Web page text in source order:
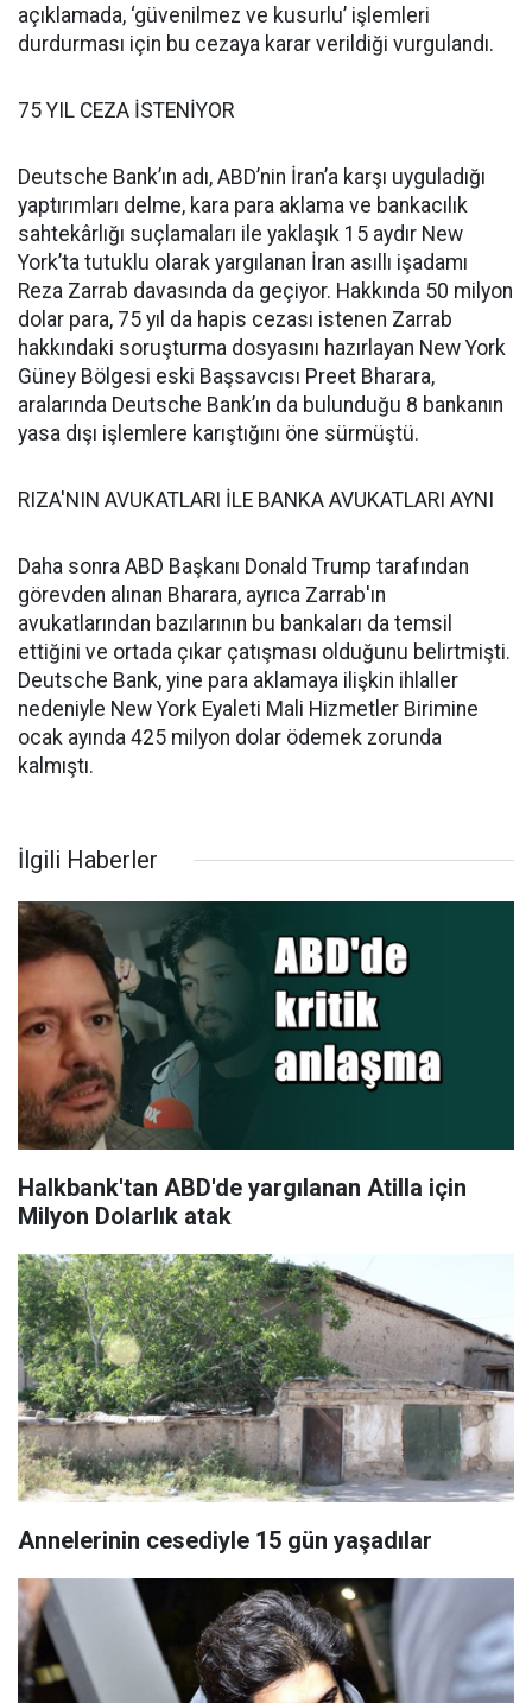
açıklamada, ‘güvenilmez ve kusurlu’ işlemleri
durdurması için bu cezaya karar verildiği vurgulandı.
75 YIL CEZA İSTENİYOR
Deutsche Bank’ın adı, ABD’nin İran’a karşı uyguladığı
yaptırımları delme, kara para aklama ve bankacılık
sahtekârlığı suçlamaları ile yaklaşık 15 aydır New
York’ta tutuklu olarak yargılanan İran asıllı işadamı
Reza Zarrab davasında da geçiyor. Hakkında 50 milyon
dolar para, 75 yıl da hapis cezası istenen Zarrab
hakkındaki soruşturma dosyasını hazırlayan New York
Güney Bölgesi eski Başsavcısı Preet Bharara,
aralarında Deutsche Bank’ın da bulunduğu 8 bankanın
yasa dışı işlemlere karıştığını öne sürmüştü.
RIZA'NIN AVUKATLARI İLE BANKA AVUKATLARI AYNI
Daha sonra ABD Başkanı Donald Trump tarafından
görevden alınan Bharara, ayrıca Zarrab'ın
avukatlarından bazılarının bu bankaları da temsil
ettiğini ve ortada çıkar çatışması olduğunu belirtmişti.
Deutsche Bank, yine para aklamaya ilişkin ihlaller
nedeniyle New York Eyaleti Mali Hizmetler Birimine
ocak ayında 425 milyon dolar ödemek zorunda
kalmıştı.
İlgili Haberler
Halkbank'tan ABD'de yargılanan Atilla için
Milyon Dolarlık atak
Annelerinin cesediyle 15 gün yaşadılar